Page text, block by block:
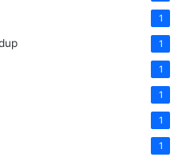
1
1
1
1
1
1